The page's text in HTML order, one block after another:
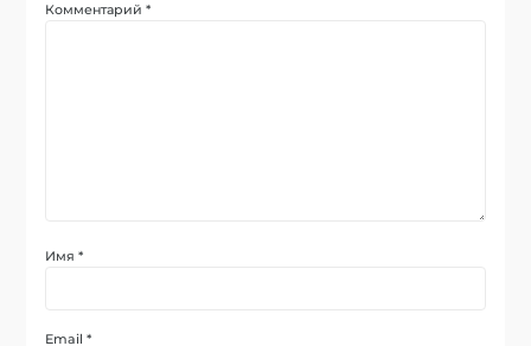
Комментарий*
Имя*
Email*